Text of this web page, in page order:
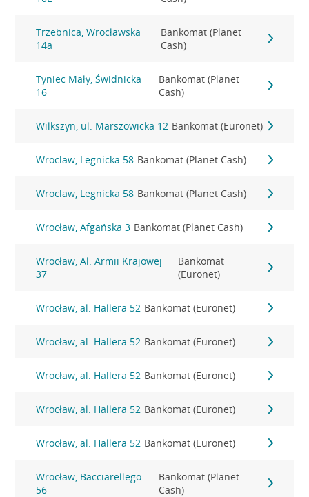
Trzebnica, Wrocławska
14a
Bankomat (Planet
Cash)
Tyniec Mały, Świdnicka
16
Bankomat (Planet
Cash)
Wilkszyn, ul. Marszowicka 12 Bankomat (Euronet)
Wroclaw, Legnicka 58 Bankomat (Planet Cash)
Wroclaw, Legnicka 58 Bankomat (Planet Cash)
Wrocław, Afgańska 3 Bankomat (Planet Cash)
Wrocław, Al. Armii Krajowej
37
Bankomat
(Euronet)
Wrocław, al. Hallera 52 Bankomat (Euronet)
Wrocław, al. Hallera 52 Bankomat (Euronet)
Wrocław, al. Hallera 52 Bankomat (Euronet)
Wrocław, al. Hallera 52 Bankomat (Euronet)
Wrocław, al. Hallera 52 Bankomat (Euronet)
Wrocław, Bacciarellego
56
Bankomat (Planet
Cash)